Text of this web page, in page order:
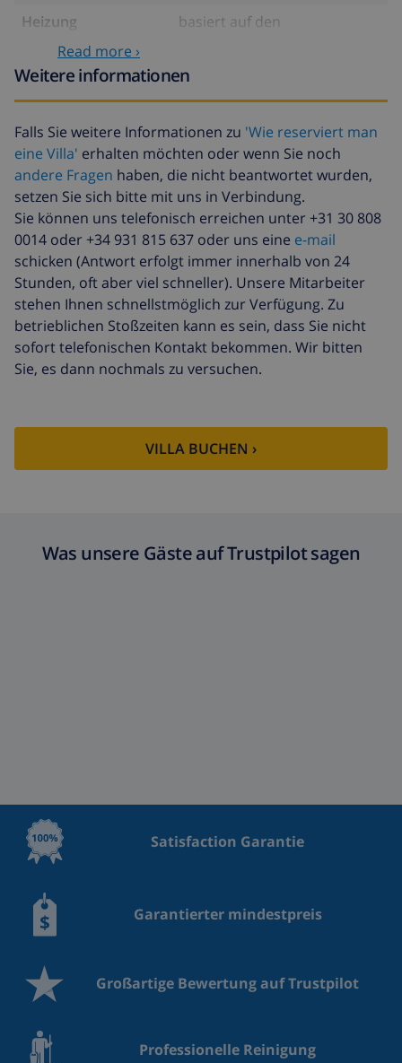
Heizung
basiert auf den
zu zahlen
Verspätete ankunft
23,45 $ , bei der Ankunft zu
zahlen
Zusätzliche
bettwäsche
17,59 $ pro Person , bei der
Ankunft zu zahlen
Zusätzliche
handtücher
8,80 $ pro Person , bei der
Ankunft zu zahlen
Späte abreise
113,75 $
Zusätzliche
reinigung
basiert auf den
Energieverbrauch
(52,77 $/HOUR)
Reiserücktrittsfonds:
4.80% der Gesamtsumme
Read more ›
Weitere informationen
Falls Sie weitere Informationen zu 'Wie reserviert man
eine Villa' erhalten möchten oder wenn Sie noch
andere Fragen haben, die nicht beantwortet wurden,
setzen Sie sich bitte mit uns in Verbindung.
Sie können uns telefonisch erreichen unter +31 30 808
0014 oder +34 931 815 637 oder uns eine e-mail
schicken (Antwort erfolgt immer innerhalb von 24
Stunden, oft aber viel schneller). Unsere Mitarbeiter
stehen Ihnen schnellstmöglich zur Verfügung. Zu
betrieblichen Stoßzeiten kann es sein, dass Sie nicht
sofort telefonischen Kontakt bekommen. Wir bitten
Sie, es dann nochmals zu versuchen.
VILLA BUCHEN ›
Was unsere Gäste auf Trustpilot sagen
Satisfaction Garantie
Garantierter mindestpreis
Großartige Bewertung auf Trustpilot
Professionelle Reinigung